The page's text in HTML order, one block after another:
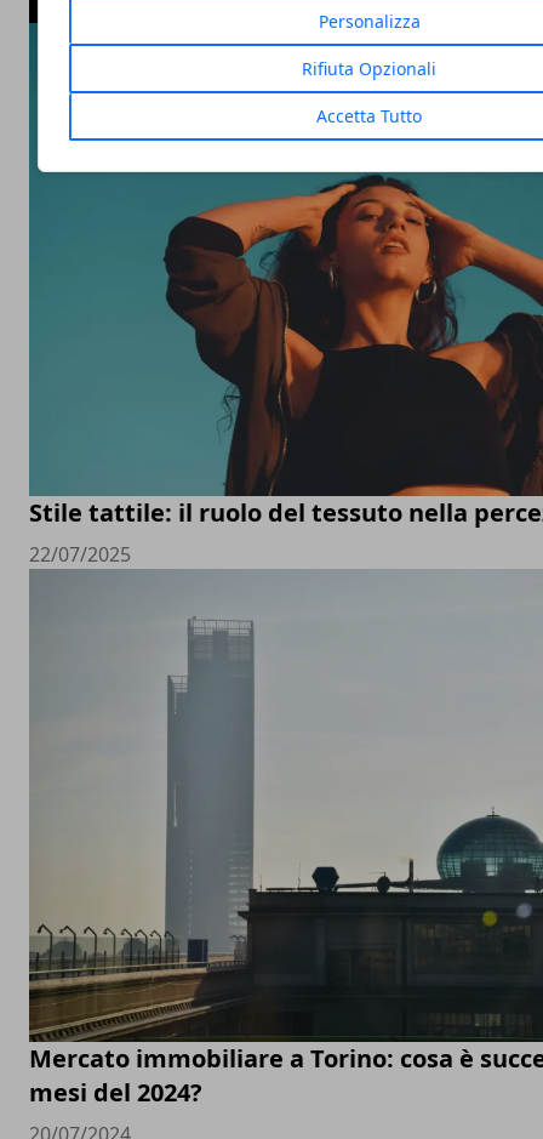
Personalizza
Rifiuta Opzionali
Accetta Tutto
Stile tattile: il ruolo del tessuto nella
22/07/2025
Mercato immobiliare a Torino: cosa è
mesi del 2024?